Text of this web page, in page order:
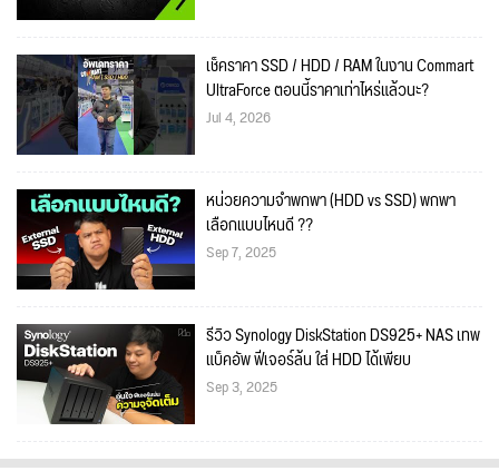
เช็คราคา SSD / HDD / RAM ในงาน Commart
UltraForce ตอนนี้ราคาเท่าไหร่แล้วนะ?
Jul 4, 2026
หน่วยความจำพกพา (HDD vs SSD) พกพา
เลือกแบบไหนดี ??
Sep 7, 2025
รีวิว Synology DiskStation DS925+ NAS เทพ
แบ็คอัพ ฟีเจอร์ล้น ใส่ HDD ได้เพียบ
Sep 3, 2025